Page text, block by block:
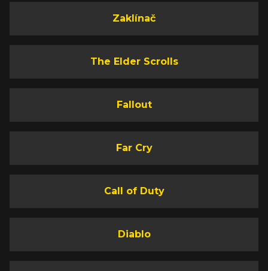
Zaklínač
The Elder Scrolls
Fallout
Far Cry
Call of Duty
Diablo